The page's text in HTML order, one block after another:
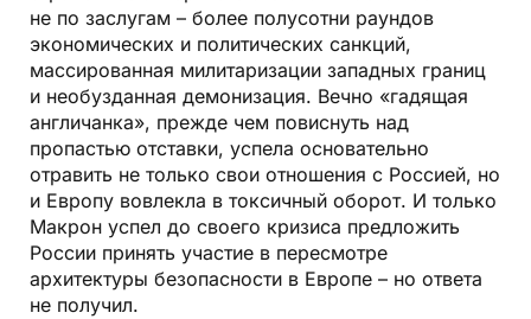
не по заслугам – более полусотни раундов
экономических и политических санкций,
массированная милитаризации западных границ
и необузданная демонизация. Вечно «гадящая
англичанка», прежде чем повиснуть над
пропастью отставки, успела основательно
отравить не только свои отношения с Россией, но
и Европу вовлекла в токсичный оборот. И только
Макрон успел до своего кризиса предложить
России принять участие в пересмотре
архитектуры безопасности в Европе – но ответа
не получил.